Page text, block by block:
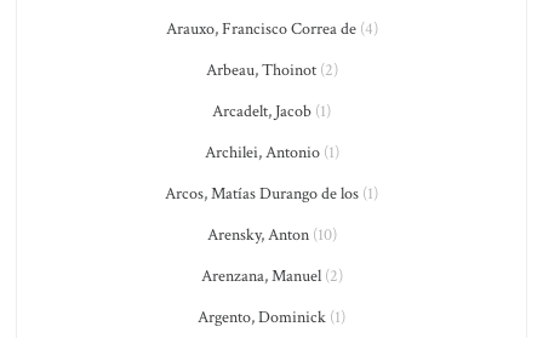
Arauxo, Francisco Correa de(4)
Arbeau, Thoinot(2)
Arcadelt, Jacob (1)
Archilei, Antonio(1)
Arcos, Matías Durango de los (1)
Arensky, Anton(10)
Arenzana, Manuel(2)
Argento, Dominick (1)